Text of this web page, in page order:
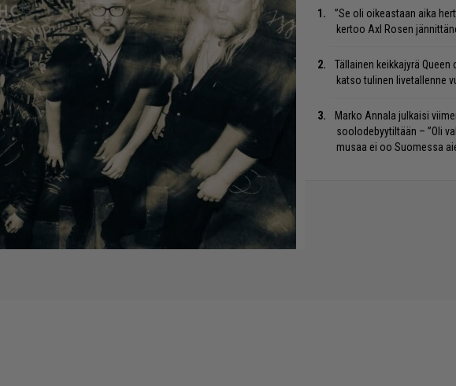
”Se oli oikeastaan aika
kertoo Axl Rosen
Tällainen keikkajyrä Queen
katso tulinen livetallenne
Marko Annala julkaisi
soolodebyytiltään – ”Oli
musaa ei oo Suomessa